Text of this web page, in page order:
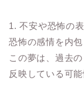
1. 不安や恐怖の
恐怖の感情を内
この夢は、過去
反映している可能